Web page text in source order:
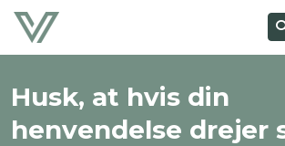
Husk, at hvis din
henvendelse drejer